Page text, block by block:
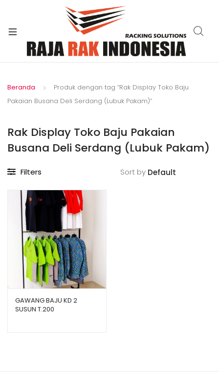
Beranda
Produk dengan tag “Rak Display Toko Baju
Pakaian Busana Deli Serdang (Lubuk Pakam)”
Rak Display Toko Baju Pakaian
Busana Deli Serdang (Lubuk Pakam)
Filters Sort by
GAWANG BAJU KD 2
SUSUN T.200